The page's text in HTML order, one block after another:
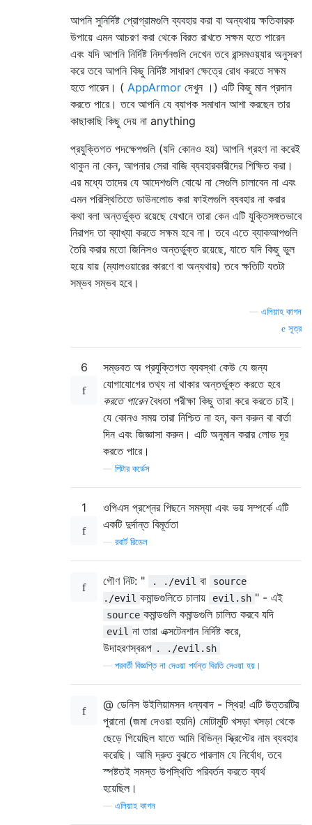
আপনি সুনির্দিষ্ট প্রোগ্রামগুলি ব্যবহার করা বা অন্যথায় ক্ষতিকারক
উপায়ে এমন আচরণ করা থেকে বিরত রাখতে সক্ষম হতে পারেন
এবং যদি আপনি নির্দিষ্ট নিদর্শনগুলি দেখেন তবে রান্সমওয়্যার অনুসরণ
করে তবে আপনি কিছু নির্দিষ্ট সাধারণ ক্ষেত্রে রোধ করতে সক্ষম
হতে পারেন। ( AppArmor দেখুন ।) এটি কিছু মান প্রদান
করতে পারে। তবে আপনি যে ব্যাপক সমাধান আশা করছেন তার
কাছাকাছি কিছু দেয় না anything
প্রযুক্তিগত পদক্ষেপগুলি (যদি কোনও হয়) আপনি গ্রহণ না করেই
থাকুন না কেন, আপনার সেরা বাজি ব্যবহারকারীদের শিক্ষিত করা।
এর মধ্যে তাদের যে আদেশগুলি বোঝে না সেগুলি চালাবেন না এবং
এমন পরিস্থিতিতে ডাউনলোড করা ফাইলগুলি ব্যবহার না করার
কথা বলা অন্তর্ভুক্ত রয়েছে যেখানে তারা কেন এটি যুক্তিসঙ্গতভাবে
নিরাপদ তা ব্যাখ্যা করতে সক্ষম হবে না। তবে এতে ব্যাকআপগুলি
তৈরি করার মতো জিনিসও অন্তর্ভুক্ত রয়েছে, যাতে যদি কিছু ভুল
হয়ে যায় (ম্যালওয়ারের কারণে বা অন্যথায়) তবে ক্ষতিটি যতটা
সম্ভব সম্ভব হবে।
এলিয়াহ কাগন
সূত্র
6
সম্ভবত অ প্রযুক্তিগত ব্যবস্থা কেউ যে জন্য
যোগাযোগের তথ্য না থাকার অন্তর্ভুক্ত করতে হবে
করতে পারেনবৈধতা পরীক্ষা কিছু তারা করে করতে চাই।
যে কোনও সময় তারা নিশ্চিত না হন, কল করুন বা বার্তা
দিন এবং জিজ্ঞাসা করুন। এটি অনুমান করার লোভ দূর
করতে পারে।
পিটার কর্ডেস
1
ওপিএস প্রশ্নের পিছনে সমস্যা এবং ভয় সম্পর্কে এটি
একটি দুর্দান্ত বিমূর্ততা
রবার্ট রিডেল
গৌণ নিট: " . ./evil বা
source
./evil কমান্ডগুলিতে চালায় evil.sh " - এই
source কমান্ডগুলি কমান্ডগুলি চালিত করবে যদি
evil না তারা এক্সটেনশান নির্দিষ্ট করে,
উদাহরণস্বরূপ . ./evil.sh
পরবর্তী বিজ্ঞপ্তি না দেওয়া পর্যন্ত বিরতি দেওয়া হয়।
@ ডেনিস উইলিয়ামসন ধন্যবাদ - স্থির! এটি উত্তরটির
পুরানো (জমা দেওয়া হয়নি) মোটামুটি খসড়া খসড়া থেকে
ছেড়ে গিয়েছিল যাতে আমি বিভিন্ন স্ক্রিপ্টের নাম ব্যবহার
করেছি। আমি দ্রুত বুঝতে পারলাম যে নির্বোধ, তবে
স্পষ্টতই সমস্ত উপস্থিতি পরিবর্তন করতে ব্যর্থ
হয়েছিল।
এলিয়াহ কাগন